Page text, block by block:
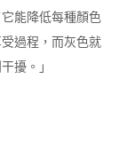
能降低每種顏色
過程，而灰色就
擾。」